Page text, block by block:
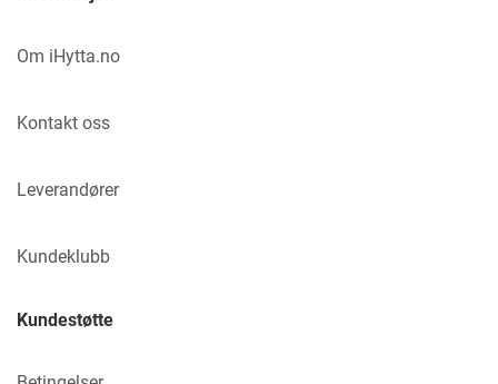
Om iHytta.no
Kontakt oss
Leverandører
Kundeklubb
Kundestøtte